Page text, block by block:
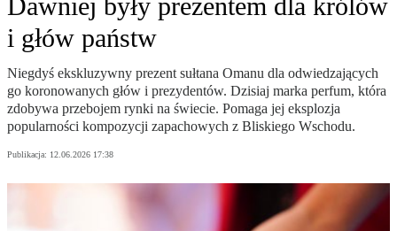
i głów państw
Niegdyś ekskluzywny prezent sułtana Omanu dla odwiedzających
go koronowanych głów i prezydentów. Dzisiaj marka perfum, która
zdobywa przebojem rynki na świecie. Pomaga jej eksplozja
popularności kompozycji zapachowych z Bliskiego Wschodu.
Publikacja: 12.06.2026 17:38